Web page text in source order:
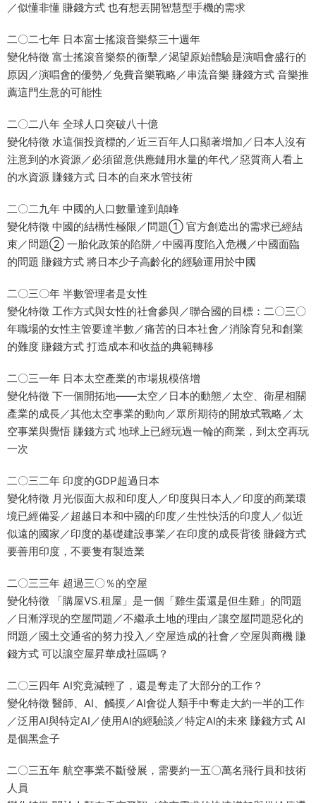
／似懂非懂 賺錢方式 也有想丟開智慧型手機的需求
二〇二七年 日本富士搖滾音樂祭三十週年
變化特徵 富士搖滾音樂祭的衝擊／渴望原始體驗是演唱會盛行的
原因／演唱會的優勢／免費音樂戰略／串流音樂 賺錢方式 音樂推
薦這門生意的可能性
二〇二八年 全球人口突破八十億
變化特徵 水這個投資標的／近三百年人口顯著增加／日本人沒有
注意到的水資源／必須留意供應鏈用水量的年代／惡質商人看上
的水資源 賺錢方式 日本的自來水管技術
二〇二九年 中國的人口數量達到顛峰
變化特徵 中國的結構性極限／問題① 官方創造出的需求已經結
束／問題② 一胎化政策的陷阱／中國再度陷入危機／中國面臨
的問題 賺錢方式 將日本少子高齡化的經驗運用於中國
二〇三〇年 半數管理者是女性
變化特徵 工作方式與女性的社會參與／聯合國的目標：二〇三〇
年職場的女性主管要達半數／痛苦的日本社會／消除育兒和創業
的難度 賺錢方式 打造成本和收益的典範轉移
二〇三一年 日本太空產業的市場規模倍增
變化特徵 下一個開拓地――太空／日本的動態／太空、衛星相關
產業的成長／其他太空事業的動向／眾所期待的開放式戰略／太
空事業與覺悟 賺錢方式 地球上已經玩過一輪的商業，到太空再玩
一次
二〇三二年 印度的GDP超過日本
變化特徵 月光假面大叔和印度人／印度與日本人／印度的商業環
境已經備妥／超越日本和中國的印度／生性快活的印度人／似近
似遠的國家／印度的基礎建設事業／在印度的成長背後 賺錢方式
要善用印度，不要隻有製造業
二〇三三年 超過三〇％的空屋
變化特徵 「購屋VS.租屋」是一個「雞生蛋還是但生雞」的問題
／日漸浮現的空屋問題／不繼承土地的理由／讓空屋問題惡化的
問題／國土交通省的努力投入／空屋造成的社會／空屋與商機 賺
錢方式 可以讓空屋昇華成社區嗎？
二〇三四年 AI究竟減輕了，還是奪走了大部分的工作？
變化特徵 醫師、AI、觸摸／AI會從人類手中奪走大約一半的工作
／泛用AI與特定AI／使用AI的經驗談／特定AI的未來 賺錢方式 AI
是個黑盒子
二〇三五年 航空事業不斷發展，需要約一五〇萬名飛行員和技術
人員